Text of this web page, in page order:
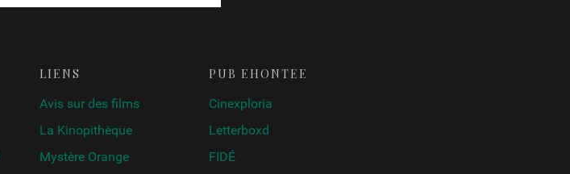
LIENS
Avis sur des films
La Kinopithèque
Mystère Orange
PUB ÉHONTÉE
Cinexploria
Letterboxd
FIDÉ